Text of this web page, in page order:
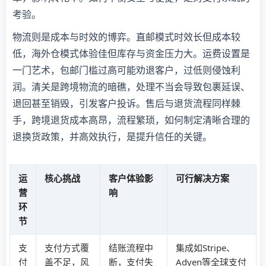
考验。
物流则是成本与时效的博弈。直邮模式时效长但成本较
低，海外仓模式体验佳但库存与资金压力大。运费设置是
一门艺术，包邮门槛过高可能劝退客户，过低则侵蚀利
润。清关是跨境物流的暗礁，处理不当会导致包裹延误、
退回甚至销毁，引发客户投诉。售后与退货流程同样棘
手，跨境退货成本高昂，流程繁琐，如何制定清晰合理的
退换货政策，并高效执行，是提升信任的关键。
运
营
环
节
核心挑战
客户体验影
响
可行解决方案
支
付
支付方式覆
盖不足，风
结账流程中
断，支付失
集成如Stripe、
Adyen等全球支付